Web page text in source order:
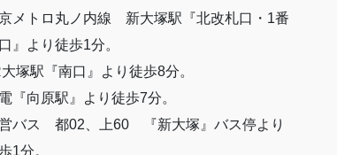
メトロ丸ノ内線 新大塚駅『北改札口・1番
』より徒歩1分。
塚駅『南口』より徒歩8分。
『向原駅』より徒歩7分。
バス 都02、上60 『新大塚』バス停より
1分。